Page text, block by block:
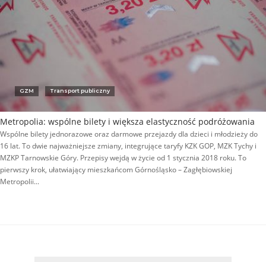
GZM Transport publiczny
Metropolia: wspólne bilety i większa elastyczność podróżowania
Wspólne bilety jednorazowe oraz darmowe przejazdy dla dzieci i młodzieży do
16 lat. To dwie najważniejsze zmiany, integrujące taryfy KZK GOP, MZK Tychy i
MZKP Tarnowskie Góry. Przepisy wejdą w życie od 1 stycznia 2018 roku. To
pierwszy krok, ułatwiający mieszkańcom Górnośląsko – Zagłębiowskiej
Metropolii...